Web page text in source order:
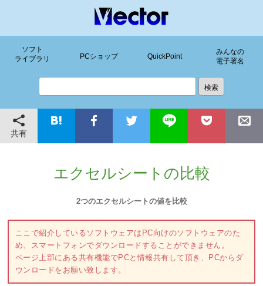
ソフト
ライブラリ
PCショップ QuickPoint
みんなの
電子署名
共有
エクセルシートの比較
2つのエクセルシートの値を比較
ここで紹介しているソフトウェアはPC向けのソフトウェアのた
め、スマートフォンでダウンロードすることができません。
ページ上部にある共有機能でPCと情報共有して頂き、PCからダ
ウンロードをお願い致します。